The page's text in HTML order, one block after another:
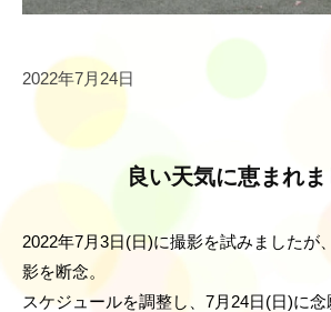
2022年7月24日
良い天気に恵まれ
2022年7月3日(日)に撮影を試みましたが
影を断念。
スケジュールを調整し、7月24日(日)に